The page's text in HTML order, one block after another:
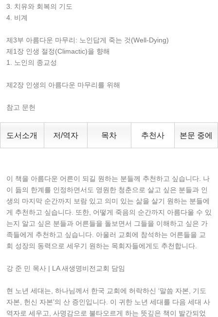
3. 치유와 회복의 기도
4. 비계
제3부 아름다운 마무리: 노인답게 죽는 것(Well-Dying)
제1장 인생 절정(Climactic)을 향해
1. 노인의 종교성
제2장 인생의 아름다운 마무리를 위해
참고 문헌
도서소개 저/역자 목차 추천사 본문 중에
이 책을 아름다운 어른이 되길 원하는 분들께 추천하고 싶습니다. 나
이 듦의 한계를 인정하면서도 영원한 청춘으로 살고 싶은 분들과 인
생의 마지막 순간까지 보람 있고 의미 있는 삶을 살기 원하는 분들에
게 추천하고 싶습니다. 또한, 어떻게 죽음의 순간까지 아름다울 수 있
는지 알고 싶은 분들과 어른들을 돌보면서 그들을 이해하고 싶은 가
족들에게 추천하고 싶습니다. 아울러 교회에 참석하는 어른들을 교
회 성장의 동력으로 세우기 원하는 목회자들에게도 추천합니다.
강 준 민 목사 | LA 새생명비전교회 담임
현 노년 세대는, 하나님께서 한국 교회에 허락하신 ‘말씀 자본, 기도
자본, 헌신 자본’의 산 증인입니다. 이 귀한 노년 세대를 다음 세대 사
역자로 세우고, 사명감으로 불타오르게 하는 뜻깊은 책이 발간되었